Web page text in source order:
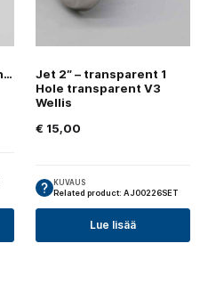
Jet 3″ – 1 Hole directional
Jet 2″ – transparent 1
Hole transparent V3
Wellis
€ 15,00
KUVAUS
Related product: AJ00226SET
Lue lisää